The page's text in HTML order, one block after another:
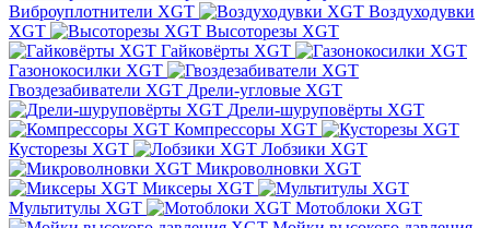
Виброуплотнители XGT
Воздуходувки
XGT
Высоторезы XGT
Гайковёрты XGT
Газонокосилки XGT
Гвоздезабиватели XGT Дрели-угловые XGT
Дрели-шуруповёрты XGT
Компрессоры XGT
Кусторезы XGT
Лобзики XGT
Микроволновки XGT
Миксеры XGT
Мультитулы XGT
Мотоблоки XGT